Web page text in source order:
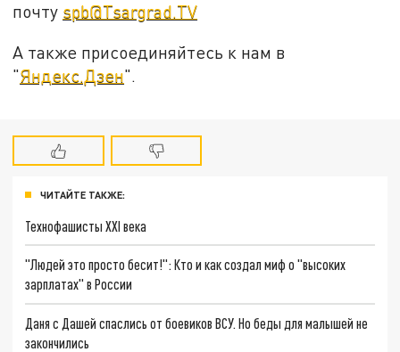
почту spb@Tsargrad.TV
А также присоединяйтесь к нам в
"Яндекс.Дзен".
ЧИТАЙТЕ ТАКЖЕ:
Технофашисты XXI века
"Людей это просто бесит!": Кто и как создал миф о "высоких
зарплатах" в России
Даня с Дашей спаслись от боевиков ВСУ. Но беды для малышей не
закончились